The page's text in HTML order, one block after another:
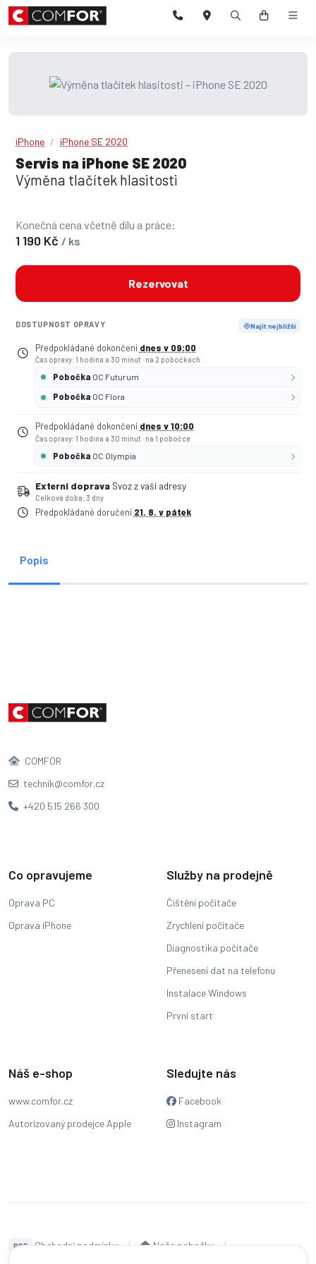
iPhone iPhone SE 2020
Servis na iPhone SE 2020
Výměna tlačítek hlasitosti
Konečná cena včetně dílu a práce:
1 190 Kč / ks
Rezervovat
DOSTUPNOST OPRAVY Najít nejbližší
Předpokládané dokončení dnes v 09:00
Čas opravy: 1 hodina a 30 minut · na 2 pobočkách
Pobočka OC Futurum
Pobočka OC Flora
Předpokládané dokončení dnes v 10:00
Čas opravy: 1 hodina a 30 minut · na 1 pobočce
Pobočka OC Olympia
Externí doprava Svoz z vaší adresy
Celková doba: 3 dny
Předpokládané doručení 21. 8. v pátek
Popis
COMFOR
technik@comfor.cz
+420 515 266 300
Co opravujeme
Oprava PC
Oprava iPhone
Služby na prodejně
Čištění počítače
Zrychlení počítače
Diagnostika počítače
Přenesení dat na telefonu
Instalace Windows
První start
Náš e-shop
www.comfor.cz
Autorizovaný prodejce Apple
Sledujte nás
Facebook
Instagram
PDF Obchodní podmínky
Naše pobočky